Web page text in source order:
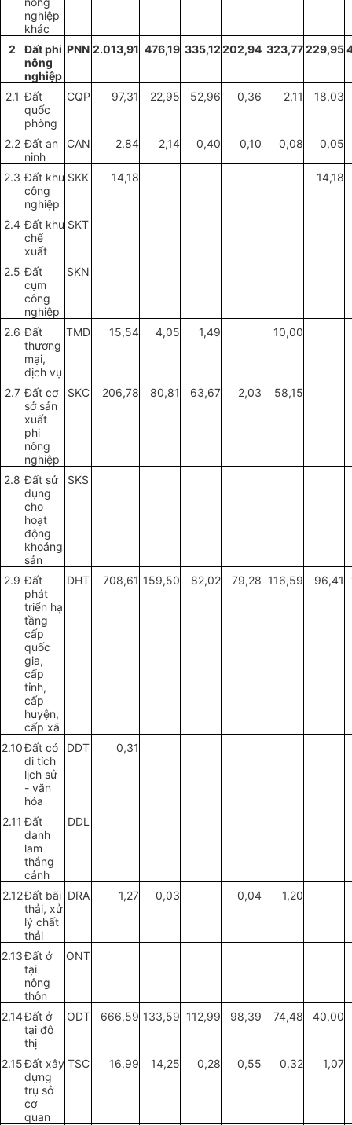
nghiệp
khác
2
Đất phi
nông
nghiệp
PNN 2.013,91 476,19 335,12202,94 323,77229,95
2.1 Đất
quốc
phòng
CQP 97,31 22,95 52,96 0,36 2,11 18,03
2.2 Đất an
ninh
CAN 2,84 2,14 0,40 0,10 0,08 0,05
2.3 Đất khu
công
nghiệp
SKK 14,18 14,18
2.4 Đất khu
chế
xuất
SKT
2.5 Đất
cụm
công
nghiệp
SKN
2.6 Đất
thương
mại,
dịch vụ
TMD 15,54 4,05 1,49 10,00
2.7 Đất cơ
sở sản
xuất
phi
nông
nghiệp
SKC 206,78 80,81 63,67 2,03 58,15
2.8 Đất sử
dụng
cho
hoạt
động
khoáng
sản
SKS
2.9 Đất
phát
triển hạ
tầng
cấp
quốc
gia,
cấp
tỉnh,
cấp
huyện,
cấp xã
DHT 708,61 159,50 82,02 79,28 116,59 96,41
2.10Đất có
di tích
lịch sử
- văn
hóa
DDT 0,31
2.11 Đất
danh
lam
thắng
cảnh
DDL
2.12Đất bãi
thải, xử
lý chất
thải
DRA 1,27 0,03 0,04 1,20
2.13Đất ở
tại
nông
thôn
ONT
2.14Đất ở
tại đô
thị
ODT 666,59 133,59 112,99 98,39 74,48 40,00
2.15Đất xây
dựng
trụ sở
cơ
quan
TSC 16,99 14,25 0,28 0,55 0,32 1,07